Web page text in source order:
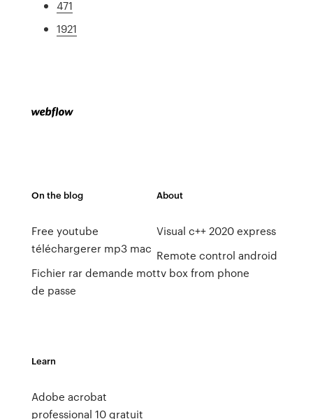
471
1921
On the blog
Free youtube
téléchargerer mp3 mac
Fichier rar demande mot
de passe
About
Visual c++ 2020 express
Remote control android
tv box from phone
Learn
Adobe acrobat
professional 10 gratuit